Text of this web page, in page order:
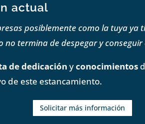
actual
posiblemente como la tuya ya
no termina de despegar y conseguir
de dedicación yconocimientos
de este estancamiento.
Solicitar más información